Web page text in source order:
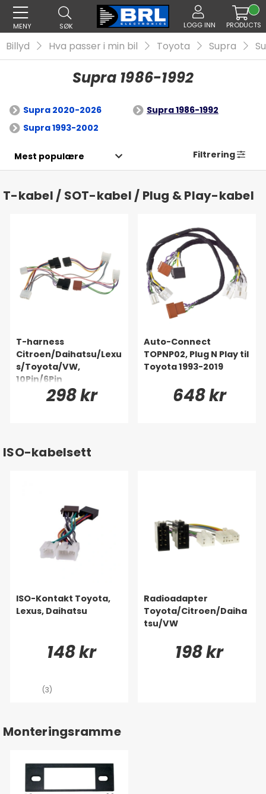
MENY SØK LOGG INN PRODUCTS
Billyd Hva passer i min bil Toyota Supra
Supra 1986-1992
Supra 2020-2026
Supra 1986-1992
Supra 1993-2002
Filtrering
T-kabel / SOT-kabel / Plug & Play-kabel
T-harness
Citroen/Daihatsu/Lexu
s/Toyota/VW,
10Pin/6Pin
298 kr
Auto-Connect
TOPNP02, Plug N Play til
Toyota 1993-2019
648 kr
ISO-kabelsett
ISO-Kontakt Toyota,
Lexus, Daihatsu
148 kr
(3)
Radioadapter
Toyota/Citroen/Daiha
tsu/VW
198 kr
Monteringsramme